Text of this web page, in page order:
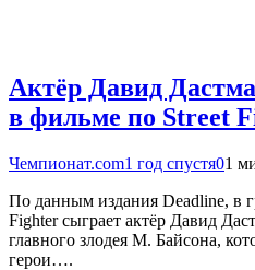
Актёр Давид
в фильме по Street
Чемпионат.com1 год спустя01
По данным издания Deadline, в
Fighter сыграет актёр Давид
главного злодея М. Байсона,
герои….